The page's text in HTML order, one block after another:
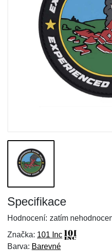
Specifikace
Hodnocení: zatím
Značka: 101 Inc
Barva: Barevné